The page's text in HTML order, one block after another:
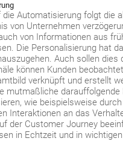
die Automatisierung folgt die
von Unternehmen
von Informationen aus
Die Personalisierung hat
Auch sollen
können Kunden
verknüpft und erstellt
mutmaßliche
wie beispielsweise
Interaktionen an das
der Customer Journey
in Echtzeit und in